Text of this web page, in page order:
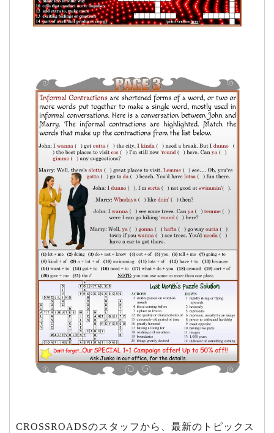
CROSSROADSのスタッフから、最新のトピックス